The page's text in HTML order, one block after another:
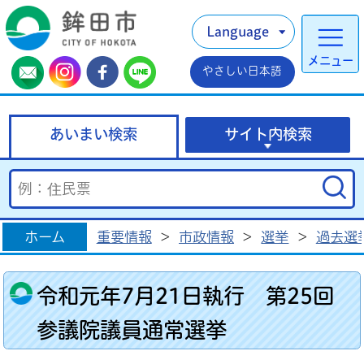
メニュー
Language
やさしい日本語
あいまい検索 サイト内検索
ホーム 重要情報 > 市政情報 > 選挙 > 過去選
令和元年7月21日執行 第25回
参議院議員通常選挙